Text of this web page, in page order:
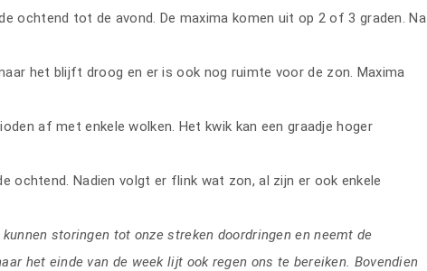
ochtend tot de avond. De maxima komen uit op 2 of 3 graden. Na
het blijft droog en er is ook nog ruimte voor de zon. Maxima
af met enkele wolken. Het kwik kan een graadje hoger
ochtend. Nadien volgt er flink wat zon, al zijn er ook enkele
storingen tot onze streken doordringen en neemt de
het einde van de week lijt ook regen ons te bereiken. Bovendien